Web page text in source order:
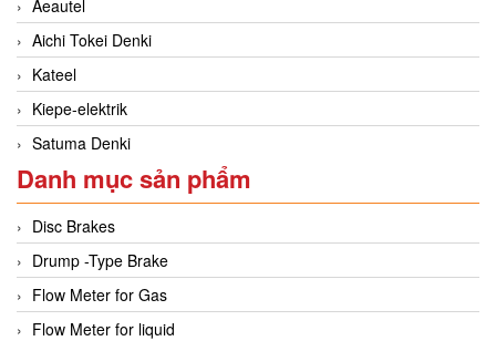
Aeautel
Aichi Tokei Denki
Kateel
Kiepe-elektrik
Satuma Denki
Danh mục sản phẩm
Disc Brakes
Drump -Type Brake
Flow Meter for Gas
Flow Meter for liquid